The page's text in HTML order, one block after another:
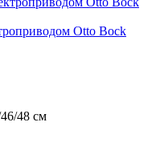
Otto Bock
48 см